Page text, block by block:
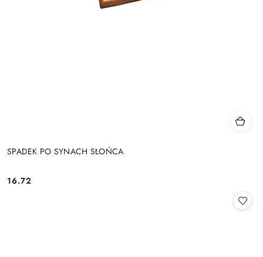
SPADEK PO SYNACH SŁOŃCA
Cena:
16.72